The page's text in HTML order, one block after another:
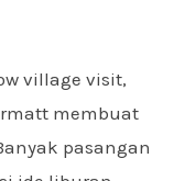
village visit,
membuat
pasangan